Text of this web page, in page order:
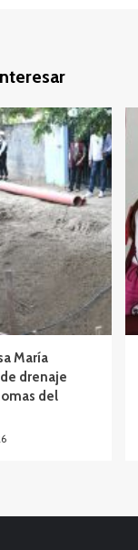
María
drenaje
del